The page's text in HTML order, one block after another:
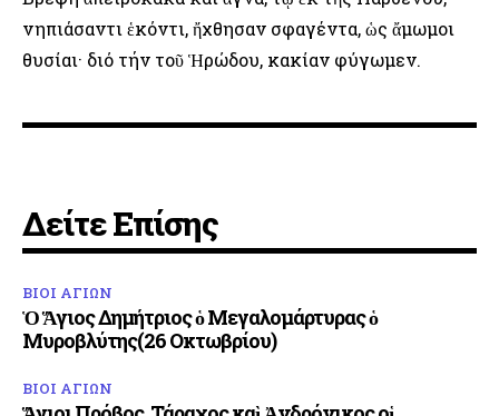
νηπιάσαντι ἑκόντι, ἤχθησαν σφαγέντα, ὡς ἄμωμοι
θυσίαι· διό τήν τοῦ Ἡρώδου, κακίαν φύγωμεν.
Δείτε Επίσης
ΒΙΟΙ ΑΓΙΩΝ
Ὁ Ἅγιος Δημήτριος ὁ Μεγαλομάρτυρας ὁ
Μυροβλύτης(26 Οκτωβρίου)
ΒΙΟΙ ΑΓΙΩΝ